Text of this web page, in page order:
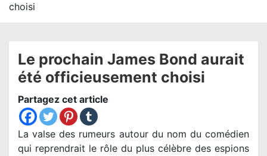
choisi
Le prochain James Bond aurait
été officieusement choisi
Partagez cet article
La valse des rumeurs autour du nom du comédien
qui reprendrait le rôle du plus célèbre des espions